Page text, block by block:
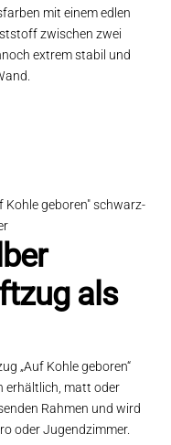
mit einem edlen
zwischen zwei
extrem stabil und
als
„Auf Kohle geboren“
erhältlich, matt oder
Rahmen und wird
oder Jugendzimmer.